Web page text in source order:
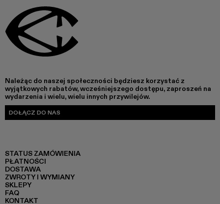
Należąc do naszej społeczności będziesz korzystać z
wyjątkowych rabatów, wcześniejszego dostępu, zaproszeń na
wydarzenia i wielu, wielu innych przywilejów.
DOŁĄCZ DO NAS
STATUS ZAMÓWIENIA
PŁATNOŚCI
DOSTAWA
ZWROTY I WYMIANY
SKLEPY
FAQ
KONTAKT